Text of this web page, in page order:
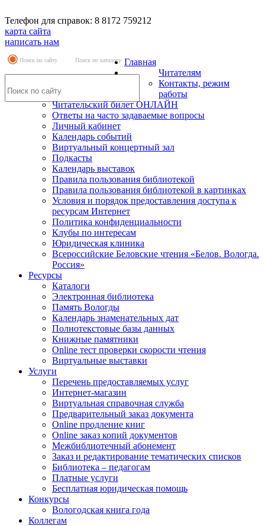
Телефон для справок: 8 8172 759212
карта сайта
написать нам
Поиск по сайту Поиск по каталогу Главная
Читателям
Контакты, режим
работы
Читательский билет ОНЛАЙН
Ответы на часто задаваемые вопросы
Личный кабинет
Календарь событий
Виртуальный концертный зал
Подкасты
Календарь выставок
Правила пользования библиотекой
Правила пользования библиотекой в картинках
Условия и порядок предоставления доступа к
ресурсам Интернет
Политика конфиденциальности
Клубы по интересам
Юридическая клиника
Всероссийские Беловские чтения «Белов. Вологда.
Россия»
Ресурсы
Каталоги
Электронная библиотека
Память Вологды
Календарь знаменательных дат
Полнотекстовые базы данных
Книжные памятники
Online тест проверки скорости чтения
Виртуальные выставки
Услуги
Перечень предоставляемых услуг
Интернет-магазин
Виртуальная справочная служба
Предварительный заказ документа
Online продление книг
Online заказ копий документов
Межбиблиотечный абонемент
Заказ и редактирование тематических списков
Библиотека – педагогам
Платные услуги
Бесплатная юридическая помощь
Конкурсы
Вологодская книга года
Коллегам